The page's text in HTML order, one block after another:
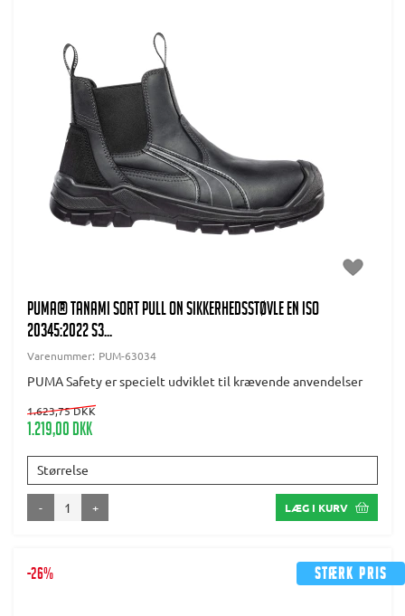
PUMA® Tanami Sort Pull on Sikkerhedsstøvle EN ISO
20345:2022 S3...
Varenummer: PUM-63034
PUMA Safety er specielt udviklet til krævende anvendelser
1.623,75 DKK
1.219,00 DKK
Størrelse
- + LÆG I KURV
Stærk pris
-26%